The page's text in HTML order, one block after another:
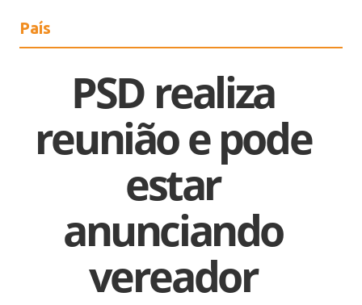
País
PSD realiza
reunião e pode
estar
anunciando
vereador